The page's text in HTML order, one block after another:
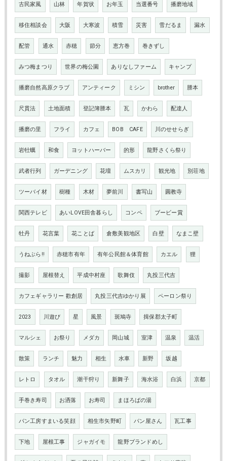
古民家風 山林 年賀状 お年玉 当選番号 播磨地域
移住相談会 大阪 大寒波 積雪 災害 雪だるま 漏水
配管 通水 赤穂 節分 恵方巻 巻きずし
みつ梅まつり 世界の梅公園 ありなしファーム キャンプ
播磨自然高原クラブ アンティーク ミシン brother 謄本
尺貫法 土地面積 登記簿謄本 瓦 かわら 配達人
播磨の里 フライ カフェ BOB CAFE 川のせせらぎ
岩牡蠣 和食 ヨットハーバー 的形 龍野さくら祭り
武者行列 ガーデニング 花壇 ムスカリ 観光地 別荘地
ツーバイ材 樹種 木材 夢前川 書写山 圓教寺
関西テレビ あいLOVE田舎暮らし コンペ ブービー賞
牡丹 花言葉 花ことば 倉敷美観地区 白壁 なまこ壁
うねぶら‼ 赤穂市有年 有年公民館＆体育館 カエル 狸
撮影 屋根替え 平成中村座 歌舞伎 丸投三代吉
カフェギャラリー 歡創居 丸投三代吉ゆかり展 ペーロン祭り
2023 川遊び 星 風景 斑鳩寺 揖保郡太子町
マルシェ お祭り メダカ 岡山城 室津 温泉 温活
散策 ランチ 魅力 相生 水車 新野 坂越
レトロ タオル 潮干狩り 新舞子 海水浴 白浜 京都
手巻き寿司 お洒落 お寿司 まほろばの湯
パン工房すまいる笑顔 相生市矢野町 パン屋さん 瓦工事
下地 屋根工事 ジャガイモ 龍野ブランドめし